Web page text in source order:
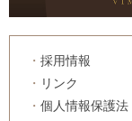
採用情報
リンク
個人情報保護法